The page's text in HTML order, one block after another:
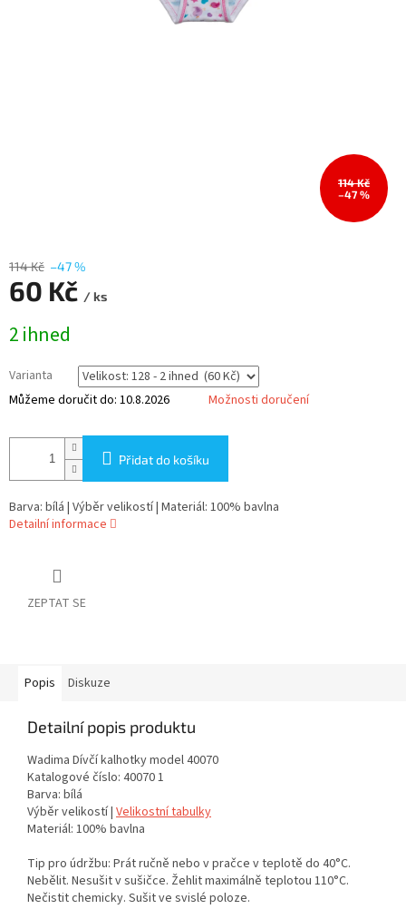
114 Kč
–47 %
114 Kč –47 %
60 Kč / ks
cena:
2 ihned
Varianta
Můžeme doručit do: 10.8.2026 Možnosti doručení
Přidat do košíku
Barva: bílá | Výběr velikostí | Materiál: 100% bavlna
Detailní informace
ZEPTAT SE
Popis Diskuze
Detailní popis produktu
Wadima Dívčí kalhotky model 40070
Katalogové číslo: 40070 1
Barva: bílá
Výběr velikostí | Velikostní tabulky
Materiál: 100% bavlna
Tip pro údržbu: Prát ručně nebo v pračce v teplotě do 40°C.
Nebělit. Nesušit v sušičce. Žehlit maximálně teplotou 110°C.
Nečistit chemicky. Sušit ve svislé poloze.